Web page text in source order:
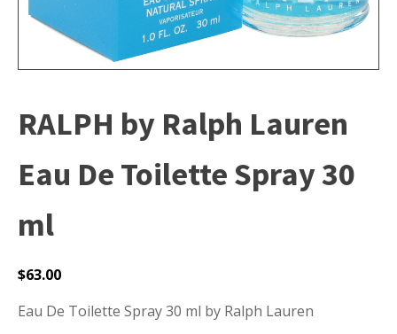
RALPH by Ralph Lauren
Eau De Toilette Spray 30
ml
$63.00
Eau De Toilette Spray 30 ml by Ralph Lauren